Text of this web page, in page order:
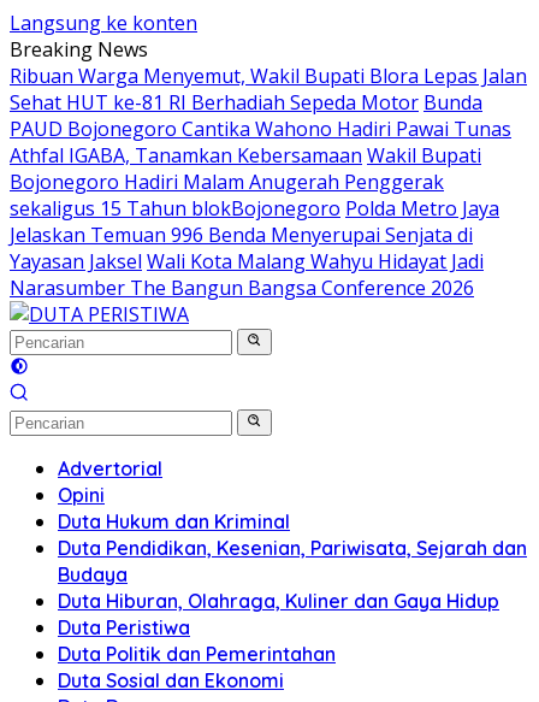
Langsung ke konten
Breaking News
Ribuan Warga Menyemut, Wakil Bupati Blora Lepas Jalan
Sehat HUT ke-81 RI Berhadiah Sepeda Motor Bunda
PAUD Bojonegoro Cantika Wahono Hadiri Pawai Tunas
Athfal IGABA, Tanamkan Kebersamaan Wakil Bupati
Bojonegoro Hadiri Malam Anugerah Penggerak
sekaligus 15 Tahun blokBojonegoro Polda Metro Jaya
Jelaskan Temuan 996 Benda Menyerupai Senjata di
Yayasan Jaksel Wali Kota Malang Wahyu Hidayat Jadi
Narasumber The Bangun Bangsa Conference 2026
Advertorial
Opini
Duta Hukum dan Kriminal
Duta Pendidikan, Kesenian, Pariwisata, Sejarah dan
Budaya
Duta Hiburan, Olahraga, Kuliner dan Gaya Hidup
Duta Peristiwa
Duta Politik dan Pemerintahan
Duta Sosial dan Ekonomi